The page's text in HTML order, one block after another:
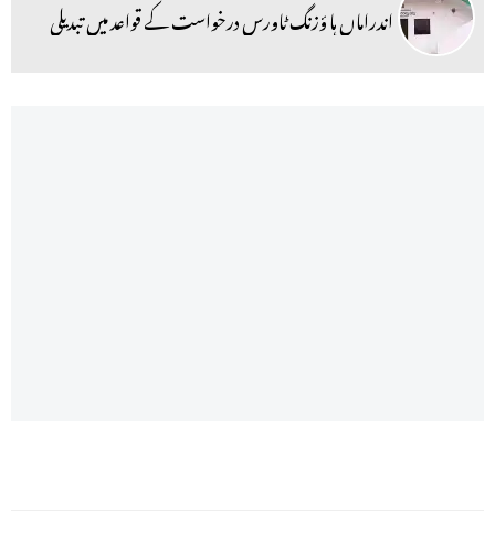
اندراماں ہا ؤزنگ ٹاورس درخواست کے قواعد میں تبدیلی